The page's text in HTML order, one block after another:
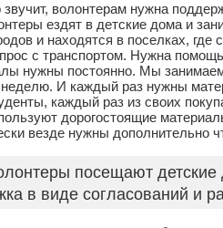
звучит, волонтерам нужна
ездят в детские дома и
и находятся в поселках,
с транспортом. Нужна
нужны постоянно. Мы
И каждый раз нужны
каждый раз из своих
дорогостоящие
везде нужны дополнительно
посещают
в виде согласований и